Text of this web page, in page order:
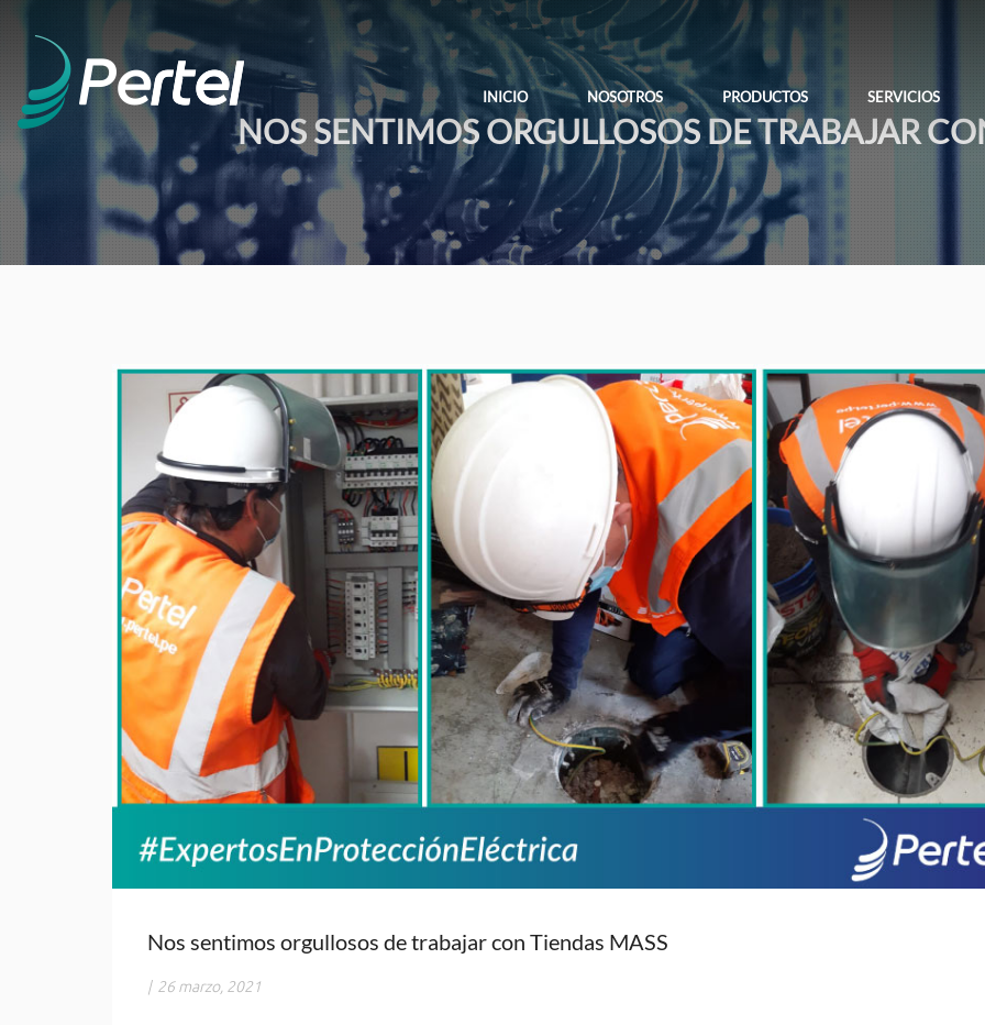
INICIO NOSOTROS PRODUCTOS SERVICIOS
NOS SENTIMOS ORGULLOSOS DE TRABAJAR
Nos sentimos orgullosos de trabajar con Tiendas MASS
| 26 marzo, 2021